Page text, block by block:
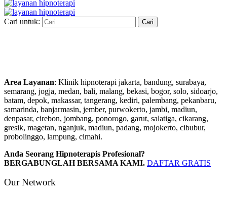
Cari untuk:
Area Layanan: Klinik hipnoterapi jakarta, bandung, surabaya,
semarang, jogja, medan, bali, malang, bekasi, bogor, solo, sidoarjo,
batam, depok, makassar, tangerang, kediri, palembang, pekanbaru,
samarinda, banjarmasin, jember, purwokerto, jambi, madiun,
denpasar, cirebon, jombang, ponorogo, garut, salatiga, cikarang,
gresik, magetan, nganjuk, madiun, padang, mojokerto, cibubur,
probolinggo, lampung, cimahi.
Anda Seorang Hipnoterapis Profesional?
BERGABUNGLAH BERSAMA KAMI. DAFTAR GRATIS
Our Network